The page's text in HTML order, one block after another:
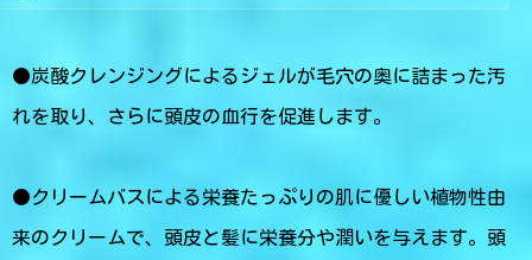
●炭酸クレンジングによるジェルが毛穴の奥に詰まった汚
れを取り、さらに頭皮の血行を促進します。
●クリームバスによる栄養たっぷりの肌に優しい植物性由
来のクリームで、頭皮と髪に栄養分や潤いを与えます。頭